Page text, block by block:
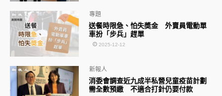
送餐時限急、怕失奬金 外賣員電動單
車扮「步兵」趕單
專題
2025-12-12
消委會調查近九成半私營兒童疫苗計劃
需全數預繳 不適合打針仍要付款
新報人